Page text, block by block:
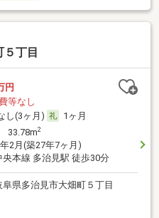
丁目
円
等なし
し(3ヶ月)
1ヶ月
2
2月(築27年7ヶ月)
央本線 多治見駅 徒歩30分
阜県多治見市大畑町５丁目